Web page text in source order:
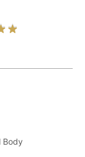
Body